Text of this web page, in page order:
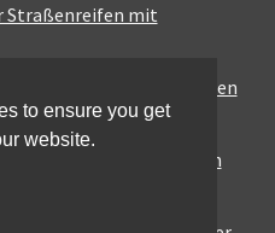
Straßenreifen mit
Sport-Touring-Reifen
für den urbanen
to ensure you get
website.